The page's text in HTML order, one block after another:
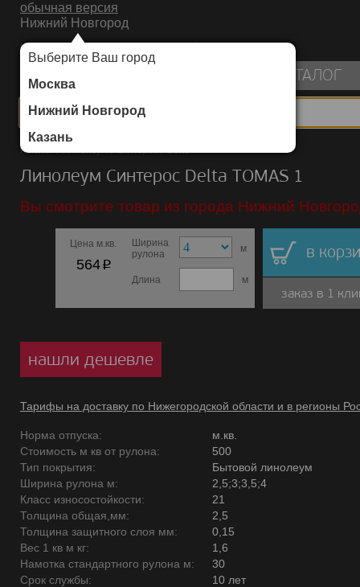
обычная версия
Нижний Новгород
Выберите Ваш город
Москва
Нижний Новгород
Казань
ИНТЕРНЕТ-МАГАЗИН НАПОЛЬНЫХ ПОКРЫТИЙ
КАТАЛОГ
Каталог/Линолеум/Синтерос/Delta
Линолеум Синтерос Delta TOMAS 1
Вы смотрите товар из города Нижний
Цена м.кв.
564p
Ширина
рулона
м
Длина м
в
заказ в 1
нашли дешевле
Тарифы на доставку по Нижегородской области и в регионы
Норма отпуска:
м.кв.
Стоимость м кв от рулона:
500
Тип покрытия:
Бытовой линолеум
Ширина рулона м:
2,5;3;3,5;4
Класс износостойкости:
21
Толщина общая,мм:
2,5
Толщина защитного слоя мм:
0,15
Вес 1 кв м кг:
1,6
Намотка стандартного рулона м:
30
Срок службы:
10 лет